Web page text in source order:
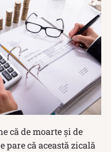
că de moarte și de
pare că această zicală